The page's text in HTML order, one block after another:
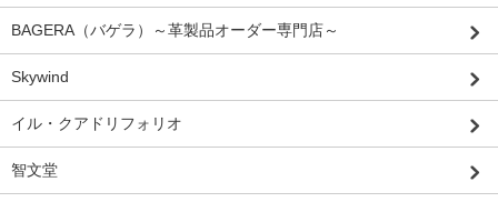
BAGERA（バゲラ）～革製品オーダー専門店～
Skywind
イル・クアドリフォリオ
智文堂